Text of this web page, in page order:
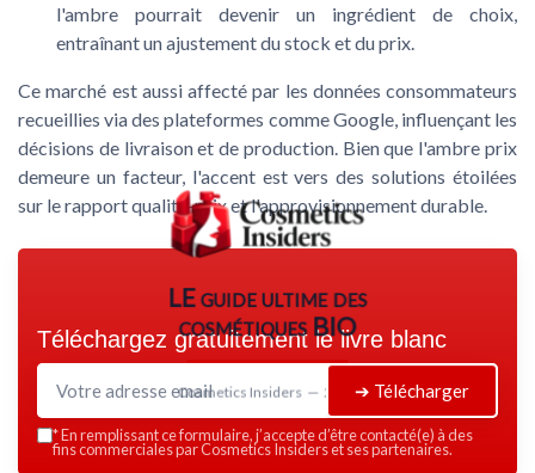
l'ambre pourrait devenir un ingrédient de choix,
entraînant un ajustement du stock et du prix.
Ce marché est aussi affecté par les données consommateurs
recueillies via des plateformes comme Google, influençant les
décisions de livraison et de production. Bien que l'ambre prix
demeure un facteur, l'accent est vers des solutions étoilées
sur le rapport qualité-prix et l'approvisionnement durable.
LE guide ultime des
cosmétiques BIO
Cosmetics Insiders — 2026
Téléchargez gratuitement le livre blanc
➔ Télécharger
*En remplissant ce formulaire, j’accepte d’être contacté(e) à des
fins commerciales par Cosmetics Insiders et ses partenaires.